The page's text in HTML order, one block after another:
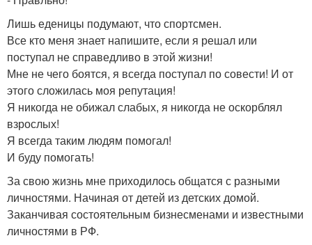
Лишь еденицы подумают, что спортсмен.
Все кто меня знает напишите, если я решал или
поступал не справедливо в этой жизни!
Мне не чего боятся, я всегда поступал по совести! И от
этого сложилась моя репутация!
Я никогда не обижал слабых, я никогда не оскорблял
взрослых!
Я всегда таким людям помогал!
И буду помогать!
За свою жизнь мне приходилось общатся с разными
личностями. Начиная от детей из детских домой.
Заканчивая состоятельным бизнесменами и известными
личностями в РФ.